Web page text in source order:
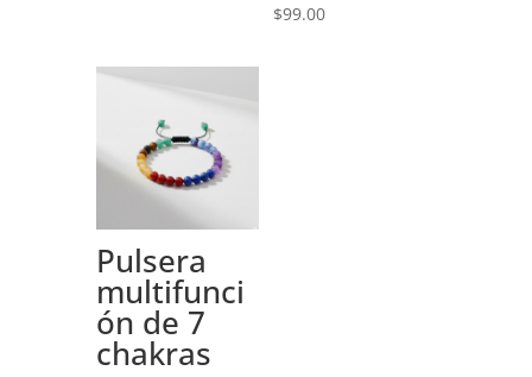
$99.00
Pulsera
multifunci
ón de 7
chakras